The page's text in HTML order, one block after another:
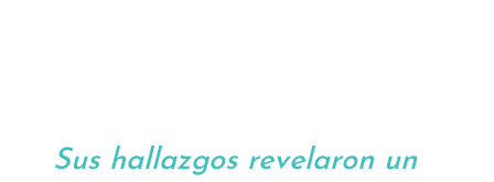
Sus hallazgos revelaron un